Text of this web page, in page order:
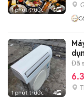
1 phút trước 5
1 phút trước 4
Đã